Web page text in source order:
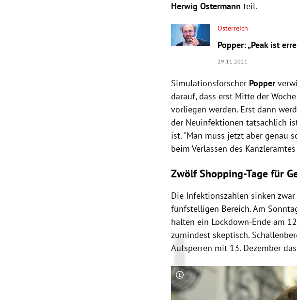
Herwig Ostermannteil.
Österreich
Popper: „Peak ist
29.11.2021
Simulationsforscher Popper
darauf, dass erst Mitte der
vorliegen werden. Erst dann
der Neuinfektionen tatsächlich
ist. "Man muss jetzt aber genau
beim Verlassen des
Zwölf Shopping-Tage für
Die Infektionszahlen sinken
fünfstelligen Bereich. Am
halten ein Lockdown-Ende am
zumindest skeptisch.
Aufsperren mit 13. Dezember
Copyright-Hinweis öffnen/